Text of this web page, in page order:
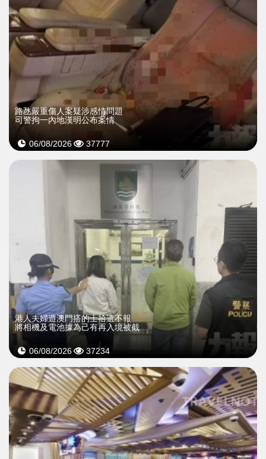
​路氹嚴重傷人案疑涉感情問題
司警拘一內地漢明公布案情
06/08/2026 37777
​港人夫婦遊澳門搭的士拾遺不報
將相機及電池據為己有再入境被截
06/08/2026 37234